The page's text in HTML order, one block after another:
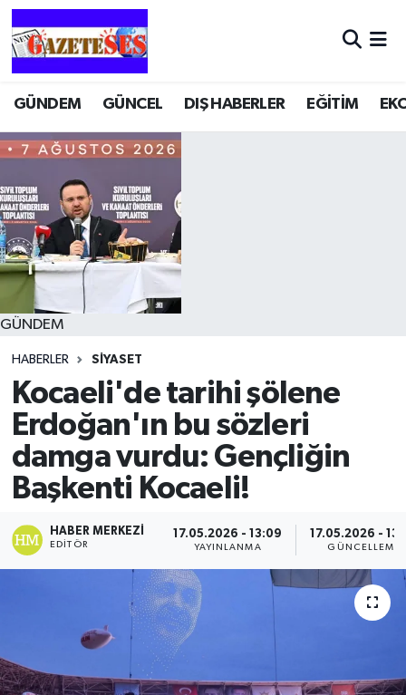
GÜNDEM GÜNCEL DIŞ HABERLER EĞİTİM
GÜNDEM
HABERLER SİYASET
Kocaeli'de tarihi şölene
Erdoğan'ın bu sözleri
damga vurdu: Gençliğin
Başkenti Kocaeli!
HABER MERKEZI
EDITÖR
17.05.2026 - 13:09
YAYINLANMA
17.05.2026 -
GÜNCELLEME